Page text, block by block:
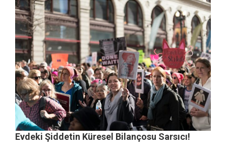
Evdeki Şiddetin Küresel Bilançosu Sarsıcı!